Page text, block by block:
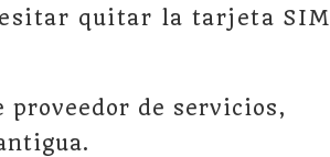
quitar la tarjeta SIM
proveedor de servicios,